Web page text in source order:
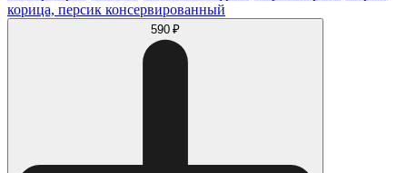
корица, персик консервированный
590 ₽